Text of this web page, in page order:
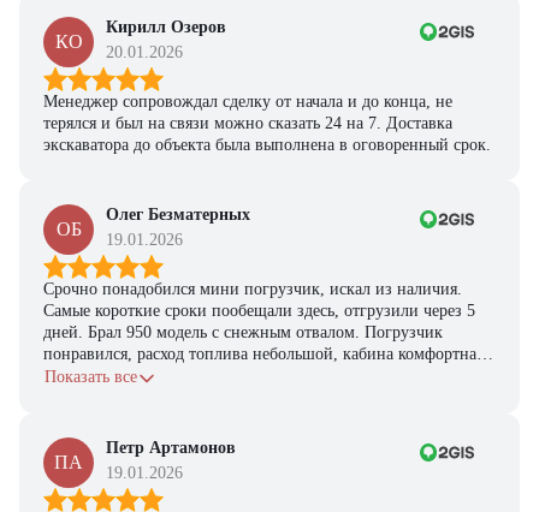
КО
Кирилл Озеров
20.01.2026
Менеджер сопровождал сделку от начала и до конца, не
терялся и был на связи можно сказать 24 на 7. Доставка
экскаватора до объекта была выполнена в оговоренный срок.
ОБ
Олег Безматерных
19.01.2026
Срочно понадобился мини погрузчик, искал из наличия.
Самые короткие сроки пообещали здесь, отгрузили через 5
дней. Брал 950 модель с снежным отвалом. Погрузчик
понравился, расход топлива небольшой, кабина комфортная,
с задачами справляется.
Показать все
ПА
Петр Артамонов
19.01.2026